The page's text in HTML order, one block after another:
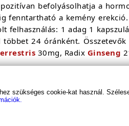
befolyásolhatja a
fenntartható a kemény
felhasználás: 1 adag 1
24 óránként. Összetevők
30mg, Radix Ginseng
szükséges cookie-kat használ.